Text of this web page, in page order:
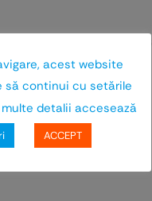
Wood pentru
noastre.
acest website
să continui cu setările
detalii accesează
ACCEPT